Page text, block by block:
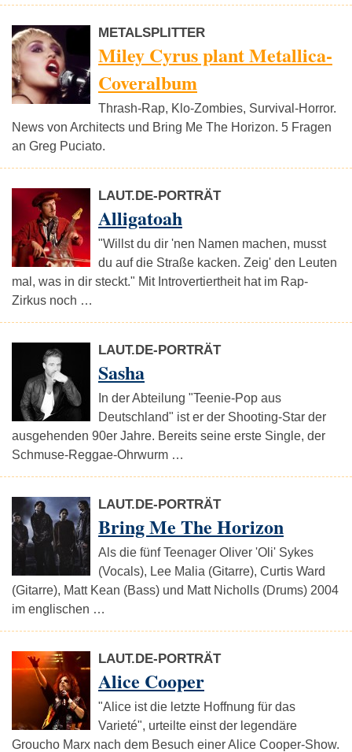
METALSPLITTER
Miley Cyrus plant Metallica-
Coveralbum
Thrash-Rap, Klo-Zombies, Survival-Horror.
News von Architects und Bring Me The Horizon. 5 Fragen
an Greg Puciato.
LAUT.DE-PORTRÄT
Alligatoah
"Willst du dir 'nen Namen machen, musst
du auf die Straße kacken. Zeig' den Leuten
mal, was in dir steckt." Mit Introvertiertheit hat im Rap-
Zirkus noch …
LAUT.DE-PORTRÄT
Sasha
In der Abteilung "Teenie-Pop aus
Deutschland" ist er der Shooting-Star der
ausgehenden 90er Jahre. Bereits seine erste Single, der
Schmuse-Reggae-Ohrwurm …
LAUT.DE-PORTRÄT
Bring Me The Horizon
Als die fünf Teenager Oliver 'Oli' Sykes
(Vocals), Lee Malia (Gitarre), Curtis Ward
(Gitarre), Matt Kean (Bass) und Matt Nicholls (Drums) 2004
im englischen …
LAUT.DE-PORTRÄT
Alice Cooper
"Alice ist die letzte Hoffnung für das
Varieté", urteilte einst der legendäre
Groucho Marx nach dem Besuch einer Alice Cooper-Show.